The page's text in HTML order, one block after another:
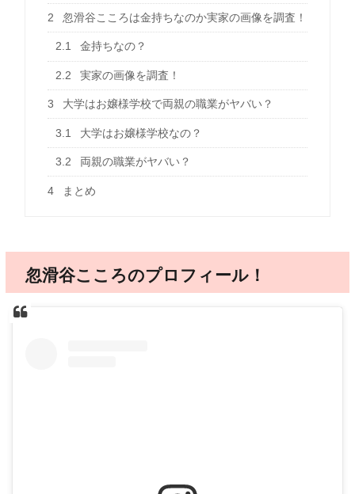
2 忽滑谷こころは金持ちなのか実家の画像を調査！
2.1 金持ちなの？
2.2 実家の画像を調査！
3 大学はお嬢様学校で両親の職業がヤバい？
3.1 大学はお嬢様学校なの？
3.2 両親の職業がヤバい？
4 まとめ
忽滑谷こころのプロフィール！